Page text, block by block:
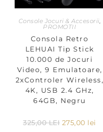
Console Jocuri & Accesorii
PROMOTII
Consola Retro
LEHUAI Tip Stick
10.000 de Jocuri
Video, 9 Emulatoare,
2xControler Wireless,
4K, USB 2.4 GHz,
64GB, Negru
325,00LEI 275,00 lei